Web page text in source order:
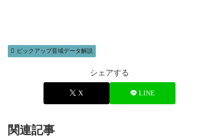
ピックアップ音域データ解説
シェアする
X LINE
関連記事